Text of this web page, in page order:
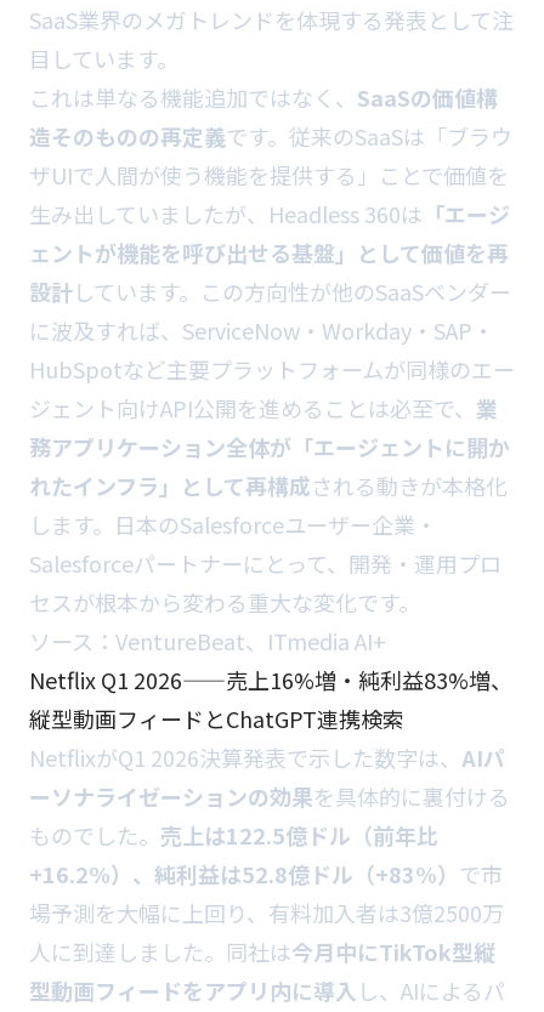
SaaS業界のメガトレンドを体現する発表として注
目しています。
これは単なる機能追加ではなく、 SaaSの価値構
造そのものの再定義です。従来のSaaSは「ブラウ
ザUIで人間が使う機能を提供する」ことで価値を
生み出していましたが、Headless 360は 「エージ
ェントが機能を呼び出せる基盤」として価値を再
設計しています。この方向性が他のSaaSベンダー
に波及すれば、ServiceNow・Workday・SAP・
HubSpotなど主要プラットフォームが同様のエー
ジェント向けAPI公開を進めることは必至で、 業
務アプリケーション全体が「エージェントに開か
れたインフラ」として再構成される動きが本格化
します。日本のSalesforceユーザー企業・
Salesforceパートナーにとって、開発・運用プロ
セスが根本から変わる重大な変化です。
ソース： VentureBeat、 ITmedia AI+
Netflix Q1 2026——売上16%増・純利益83%増、
縦型動画フィードとChatGPT連携検索
NetflixがQ1 2026決算発表で示した数字は、 AIパ
ーソナライゼーションの効果を具体的に裏付ける
ものでした。 売上は122.5億ドル（前年比
+16.2%）、純利益は52.8億ドル（+83%） で市
場予測を大幅に上回り、有料加入者は3億2500万
人に到達しました。同社は今月中にTikTok型縦
型動画フィードをアプリ内に導入 し、AIによるパ